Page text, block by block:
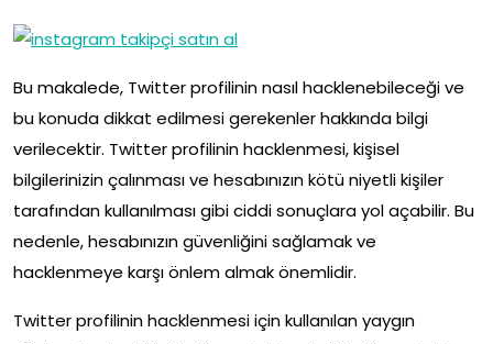
Bu makalede, Twitter profilinin nasıl hacklenebileceği ve
bu konuda dikkat edilmesi gerekenler hakkında bilgi
verilecektir. Twitter profilinin hacklenmesi, kişisel
bilgilerinizin çalınması ve hesabınızın kötü niyetli kişiler
tarafından kullanılması gibi ciddi sonuçlara yol açabilir. Bu
nedenle, hesabınızın güvenliğini sağlamak ve
hacklenmeye karşı önlem almak önemlidir.
Twitter profilinin hacklenmesi için kullanılan yaygın